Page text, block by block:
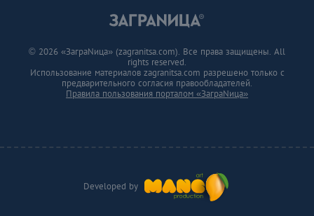
Developed by
© 2026 «ЗаграNица» (zagranitsa.com). Все права защищены. All
rights reserved.
Использование материалов zagranitsa.com разрешено только с
предварительного согласия правообладателей.
Правила пользования порталом «ЗаграNица»